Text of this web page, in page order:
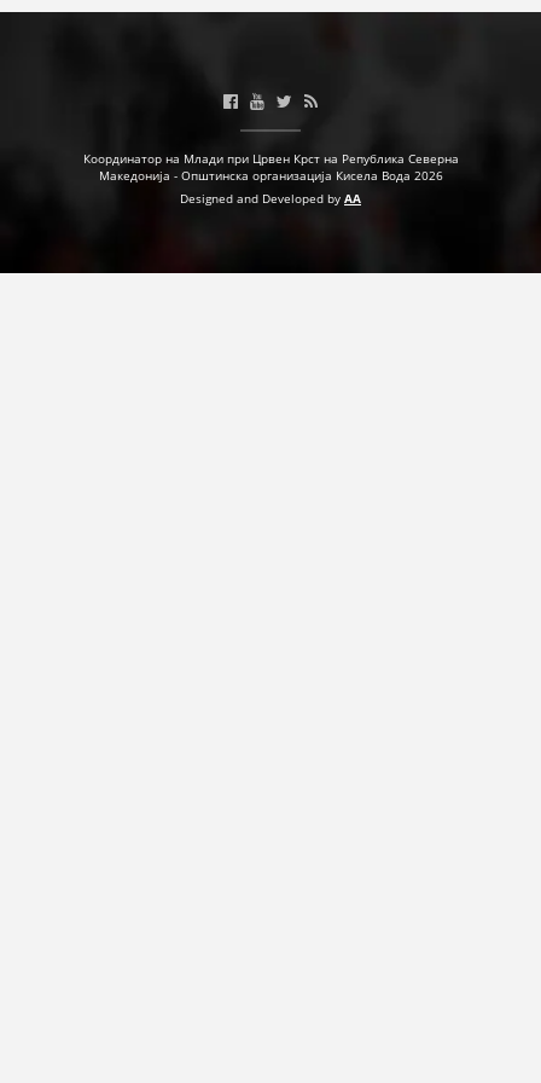
ДЕЈСТВУВАЊЕ
ПРИРАЧНИЦИ
СТРАТЕГИИ
Координатор на Млади при Црвен Крст на Република Северна
Македонија - Општинска организација Кисела Вода 2026
Designed and Developed by AA